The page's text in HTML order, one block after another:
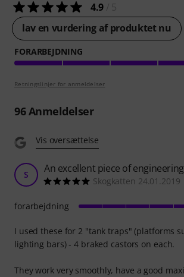
4.9
lav en vurdering af produktet nu
FORARBEJDNING
Retningslinjer for anmeldelser
96Anmeldelser
Vis oversættelse
S An excellent piece of engineering
Skogkatten 24.01.2019
I used these for 2 "tank traps" (platforms
lighting bars) - 4 braked castors on each.
They work very smoothly, have a good
forarbejdning